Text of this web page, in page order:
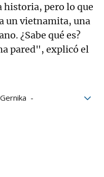
historia, pero lo que
un vietnamita, una
¿Sabe qué es?
pared", explicó el
Gernika